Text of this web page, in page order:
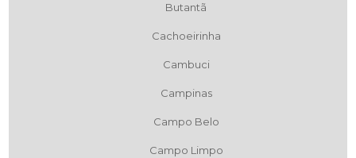
Butantã
Cachoeirinha
Cambuci
Campinas
Campo Belo
Campo Limpo